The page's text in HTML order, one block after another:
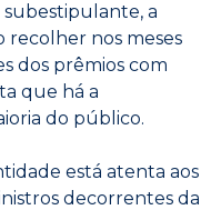
subestipulante, a
nos meses
dos prêmios com
que há a
do público.
está atenta aos
decorrentes da